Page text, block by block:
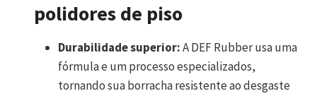
polidores de piso
Durabilidade superior:A DEF Rubber usa uma
fórmula e um processo especializados,
tornando sua borracha resistente ao desgaste